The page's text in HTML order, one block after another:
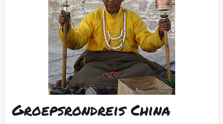
Groepsrondreis China